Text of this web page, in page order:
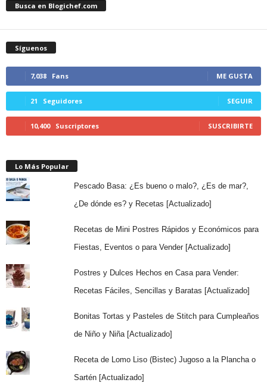
Busca en Blogichef.com
Síguenos
7,038 Fans ME GUSTA
21 Seguidores SEGUIR
10,400 Suscriptores SUSCRIBIRTE
Lo Más Popular
Pescado Basa: ¿Es bueno o malo?, ¿Es de mar?,
¿De dónde es? y Recetas [Actualizado]
Recetas de Mini Postres Rápidos y Económicos para
Fiestas, Eventos o para Vender [Actualizado]
Postres y Dulces Hechos en Casa para Vender:
Recetas Fáciles, Sencillas y Baratas [Actualizado]
Bonitas Tortas y Pasteles de Stitch para Cumpleaños
de Niño y Niña [Actualizado]
Receta de Lomo Liso (Bistec) Jugoso a la Plancha o
Sartén [Actualizado]